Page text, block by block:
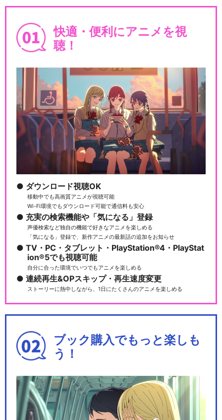
話)
話)
あたしンち(第313話～第331
話)
あたしンちNEXT
劇場版あたしンち｢情熱のちょ
～超能力♪ 母大暴…
快適・便利にアニメを視
聴！
ダウンロード視聴OK
移動中でも高画質アニメが視聴可能
Wi-Fi環境でもダウンロード可能で通信料も安心
充実の検索機能や「気になる」登録
声優検索など独自の機能で好きなアニメを楽しめる
「気になる」登録で、新作アニメの最新話の追加をお知らせ
TV・PC・タブレット・PlayStation®4・PlayStat
ion®5でも視聴可能
自分に合った環境でいつでもアニメを楽しめる
連続再生&OPスキップ・再生速度変更
ストーリーに熱中しながら、1日にたくさんのアニメを楽しめる
ブック購入でもっと楽しも
う！